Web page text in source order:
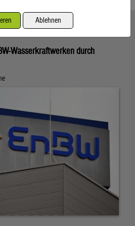
Wasserkraftwerken durch
Ablehnen